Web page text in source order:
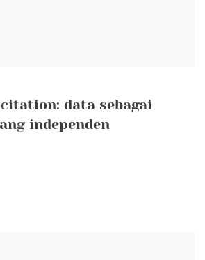
data sebagai
independen